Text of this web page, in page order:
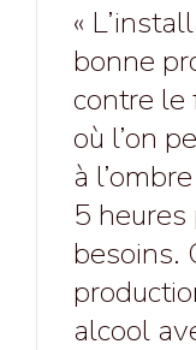
«
bonne
contre le
où l’on
à
5
besoins.
alcool